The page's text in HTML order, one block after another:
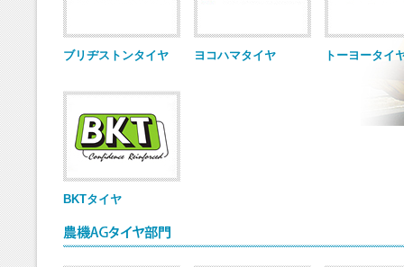
ブリヂストンタイヤ ヨコハマタイヤ トーヨータイ
BKTタイヤ